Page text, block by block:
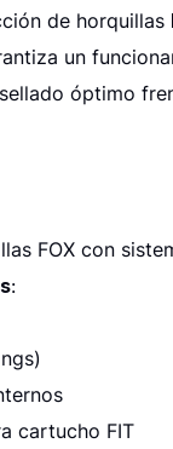
de horquillas
un
óptimo
FOX con
:
cartucho FIT